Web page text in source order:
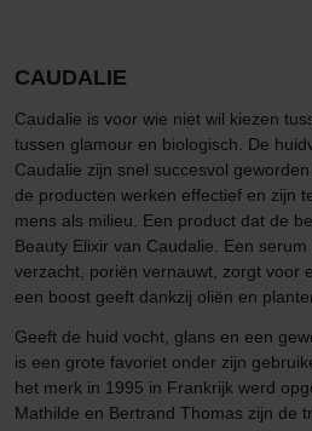
CAUDALIE
Caudalie is voor wie niet wil kiezen
tussen glamour en biologisch. De
Caudalie zijn snel succesvol
de producten werken effectief en zijn
mens als milieu. Een product dat de
Beauty Elixir van Caudalie. Een
verzacht, poriën vernauwt, zorgt voor
een boost geeft dankzij oliën en
Geeft de huid vocht, glans en een
is een grote favoriet onder zijn
het merk in 1995 in Frankrijk werd
Mathilde en Bertrand Thomas zijn de